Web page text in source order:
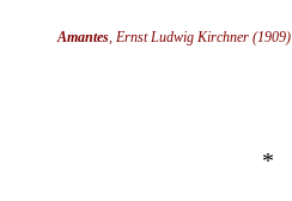
Amantes , Ernst Ludwig Kirchner (1909)
*